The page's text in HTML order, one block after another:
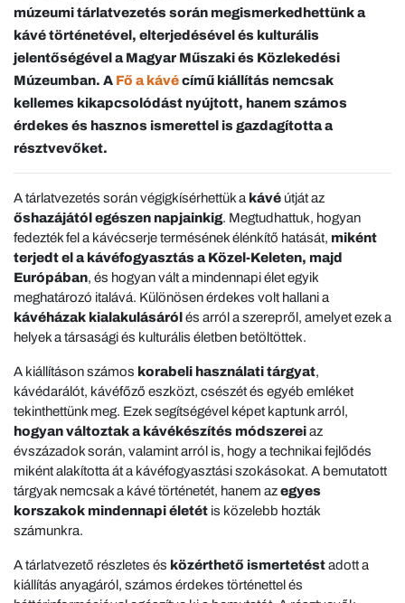
múzeumi tárlatvezetés során megismerkedhettünk a
kávé történetével, elterjedésével és kulturális
jelentőségével a Magyar Műszaki és Közlekedési
Múzeumban. A Fő a kávécímű kiállítás nemcsak
kellemes kikapcsolódást nyújtott, hanem számos
érdekes és hasznos ismerettel is gazdagította a
résztvevőket.
A tárlatvezetés során végigkísérhettük a kávé útját az
őshazájától egészen napjainkig. Megtudhattuk, hogyan
fedezték fel a kávécserje termésének élénkítő hatását, miként
terjedt el a kávéfogyasztás a Közel-Keleten, majd
Európában, és hogyan vált a mindennapi élet egyik
meghatározó italává. Különösen érdekes volt hallani a
kávéházak kialakulásáról és arról a szerepről, amelyet ezek a
helyek a társasági és kulturális életben betöltöttek.
A kiállításon számos korabeli használati tárgyat,
kávédarálót, kávéfőző eszközt, csészét és egyéb emléket
tekinthettünk meg. Ezek segítségével képet kaptunk arról,
hogyan változtak a kávékészítés módszereiaz
évszázadok során, valamint arról is, hogy a technikai fejlődés
miként alakította át a kávéfogyasztási szokásokat. A bemutatott
tárgyak nemcsak a kávé történetét, hanem azegyes
korszakok mindennapi életét is közelebb hozták
számunkra.
A tárlatvezető részletes és közérthető ismertetéstadott a
kiállítás anyagáról, számos érdekes történettel és